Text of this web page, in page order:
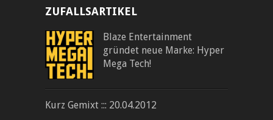
ZUFALLSARTIKEL
Blaze Entertainment
gründet neue Marke: Hyper
Mega Tech!
Kurz Gemixt ::: 20.04.2012